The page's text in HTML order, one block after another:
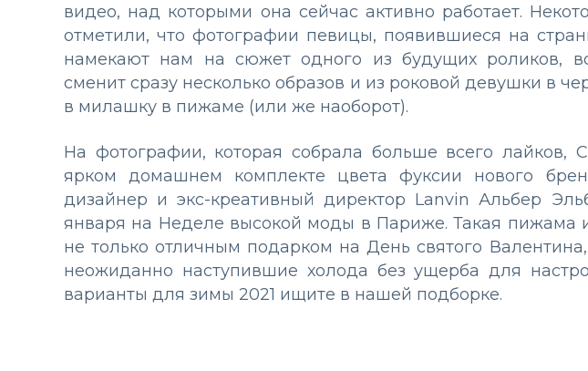
видео, над которыми она сейчас активно работает.
отметили, что фотографии певицы, появившиеся на
намекают нам на сюжет одного из будущих роликов,
сменит сразу несколько образов и из роковой девушки в
в милашку в пижаме (или же наоборот).
На фотографии, которая собрала больше всего лайков,
ярком домашнем комплекте цвета фуксии нового
дизайнер и экс-креативный директор Lanvin Альбер
января на Неделе высокой моды в Париже. Такая пижама
не только отличным подарком на День святого
неожиданно наступившие холода без ущерба для
варианты для зимы 2021 ищите в нашей подборке.